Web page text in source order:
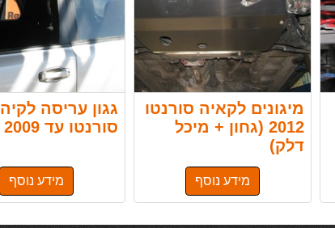
מיגונים לקאיה סורנטו
2012 (גחון + מיכל
דלק)
מידע נוסף
גגון עריסה לקיה
סורנטו עד 2009
מידע נוסף